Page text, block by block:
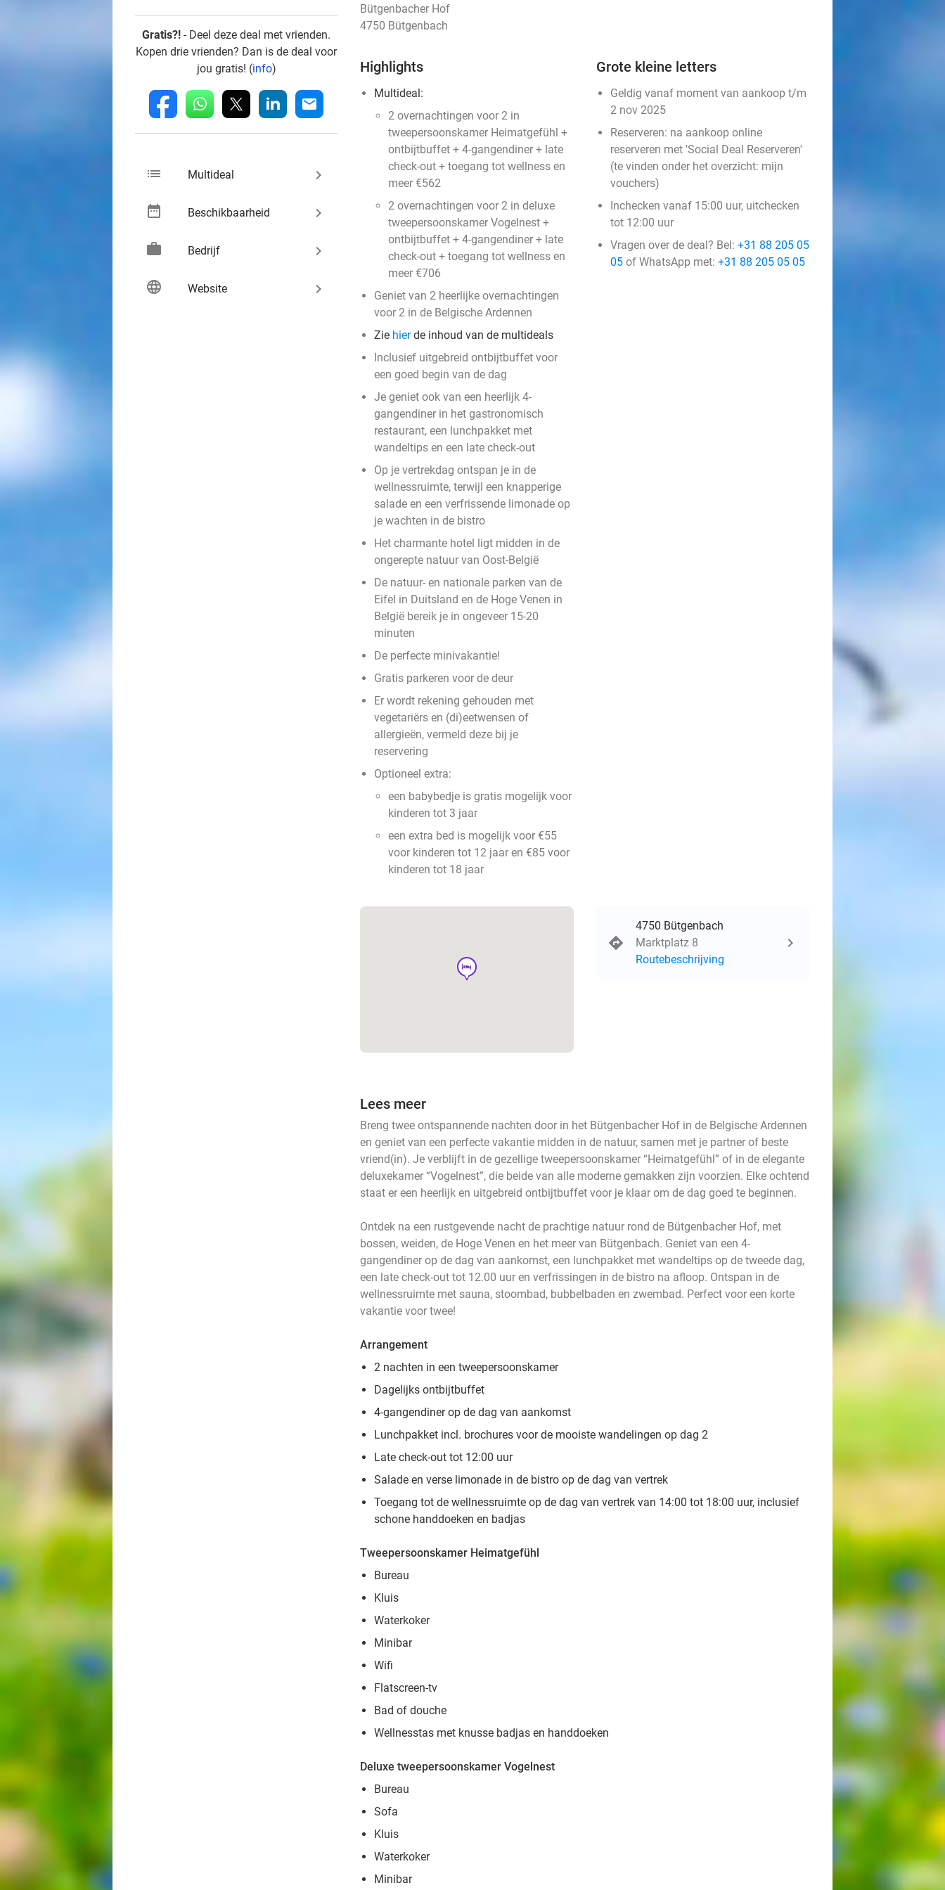
Gratis?! - Deel deze deal met vrienden.
Kopen drie vrienden? Dan is de deal voor
jou gratis! (info)
fb whatsapp linkedin mail
list Multideal keyboard_arrow_right
date_range Beschikbaarheid keyboard_arrow_right
work Bedrijf keyboard_arrow_right
language Website keyboard_arrow_right
Bütgenbacher Hof
4750 Bütgenbach
Highlights
Multideal:
2 overnachtingen voor 2 in
tweepersoonskamer Heimatgefühl +
ontbijtbuffet + 4-gangendiner + late
check-out + toegang tot wellness en
meer €562
2 overnachtingen voor 2 in deluxe
tweepersoonskamer Vogelnest +
ontbijtbuffet + 4-gangendiner + late
check-out + toegang tot wellness en
meer €706
Geniet van 2 heerlijke overnachtingen
voor 2 in de Belgische Ardennen
Zie hierde inhoud van de multideals
Inclusief uitgebreid ontbijtbuffet voor
een goed begin van de dag
Je geniet ook van een heerlijk 4-
gangendiner in het gastronomisch
restaurant, een lunchpakket met
wandeltips en een late check-out
Op je vertrekdag ontspan je in de
wellnessruimte, terwijl een knapperige
salade en een verfrissende limonade op
je wachten in de bistro
Het charmante hotel ligt midden in de
ongerepte natuur van Oost-België
De natuur- en nationale parken van de
Eifel in Duitsland en de Hoge Venen in
België bereik je in ongeveer 15-20
minuten
De perfecte minivakantie!
Gratis parkeren voor de deur
Er wordt rekening gehouden met
vegetariërs en (di)eetwensen of
allergieën, vermeld deze bij je
reservering
Optioneel extra:
een babybedje is gratis mogelijk voor
kinderen tot 3 jaar
een extra bed is mogelijk voor €55
voor kinderen tot 12 jaar en €85 voor
kinderen tot 18 jaar
Grote kleine letters
Geldig vanaf moment van aankoop t/m
2 nov 2025
Reserveren: na aankoop online
reserveren met 'Social Deal Reserveren'
(te vinden onder het overzicht: mijn
vouchers)
Inchecken vanaf 15:00 uur, uitchecken
tot 12:00 uur
Vragen over de deal? Bel: +31 88 205 05
05 of WhatsApp met: +31 88 205 05 05
hotel
4750 Bütgenbach
Marktplatz 8
Routebeschrijving
Lees meer
Breng twee ontspannende nachten door in het Bütgenbacher Hof in de Belgische Ardennen
en geniet van een perfecte vakantie midden in de natuur, samen met je partner of beste
vriend(in). Je verblijft in de gezellige tweepersoonskamer “Heimatgefühl” of in de elegante
deluxekamer “Vogelnest”, die beide van alle moderne gemakken zijn voorzien. Elke ochtend
staat er een heerlijk en uitgebreid ontbijtbuffet voor je klaar om de dag goed te beginnen.
Ontdek na een rustgevende nacht de prachtige natuur rond de Bütgenbacher Hof, met
bossen, weiden, de Hoge Venen en het meer van Bütgenbach. Geniet van een 4-
gangendiner op de dag van aankomst, een lunchpakket met wandeltips op de tweede dag,
een late check-out tot 12.00 uur en verfrissingen in de bistro na afloop. Ontspan in de
wellnessruimte met sauna, stoombad, bubbelbaden en zwembad. Perfect voor een korte
vakantie voor twee!
Arrangement
2 nachten in een tweepersoonskamer
Dagelijks ontbijtbuffet
4-gangendiner op de dag van aankomst
Lunchpakket incl. brochures voor de mooiste wandelingen op dag 2
Late check-out tot 12:00 uur
Salade en verse limonade in de bistro op de dag van vertrek
Toegang tot de wellnessruimte op de dag van vertrek van 14:00 tot 18:00 uur, inclusief
schone handdoeken en badjas
Tweepersoonskamer Heimatgefühl
Bureau
Kluis
Waterkoker
Minibar
Wifi
Flatscreen-tv
Bad of douche
Wellnesstas met knusse badjas en handdoeken
Deluxe tweepersoonskamer Vogelnest
Bureau
Sofa
Kluis
Waterkoker
Minibar